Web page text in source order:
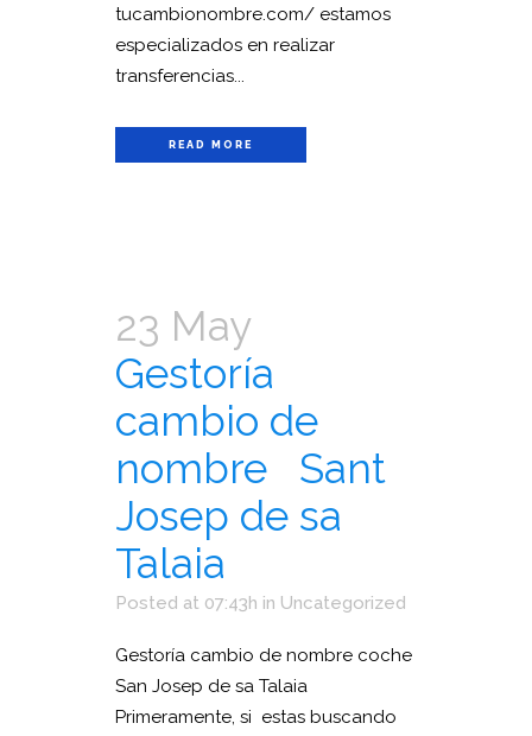
tucambionombre.com/ estamos
especializados en realizar
transferencias...
READ MORE
23 May
Gestoría
cambio de
nombre Sant
Josep de sa
Talaia
Posted at 07:43h in Uncategorized
Gestoría cambio de nombre coche
San Josep de sa Talaia
Primeramente, si estas buscando